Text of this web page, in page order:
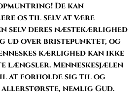
De kan
os til selv at være
selv deres næstekærlighed
ud over bristepunktet, og
kærlighed kan ikke
længsler. Menneskesjælen
at forholde sig til og
allerstørste, nemlig Gud.